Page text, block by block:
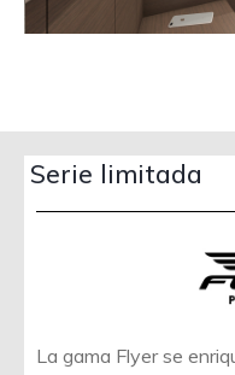
Serie limitada
La gama Flyer se